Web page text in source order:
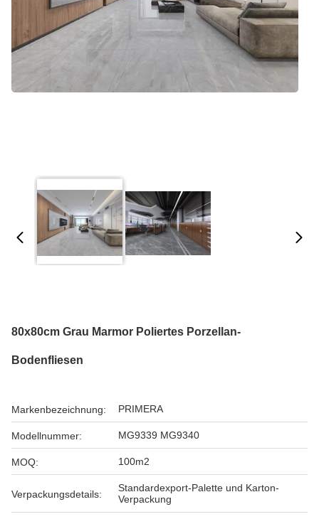
80x80cm Grau Marmor Poliertes Porzellan-
Bodenfliesen
Markenbezeichnung: PRIMERA
Modellnummer: MG9339 MG9340
MOQ: 100m2
Verpackungsdetails:
Standardexport-Palette und Karton-
Verpackung